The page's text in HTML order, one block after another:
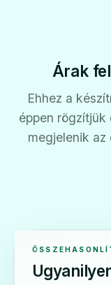
Árak
Ehhez a
éppen rögzítjük
megjelenik